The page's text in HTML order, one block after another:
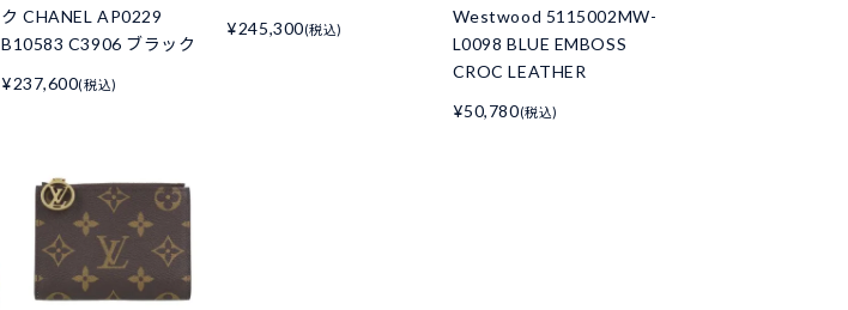
ク CHANEL AP0229
B10583 C3906 ブラック
¥237,600(税込)
¥245,300(税込)
Westwood 5115002MW-
L0098 BLUE EMBOSS
CROC LEATHER
¥50,780(税込)